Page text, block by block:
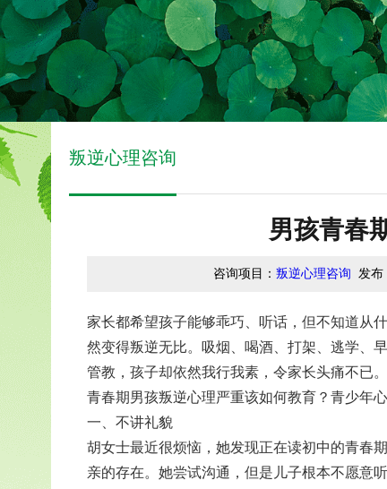
叛逆心理咨询
男孩青春
咨询项目： 叛逆心理咨询 发布
家长都希望孩子能够乖巧、听话，但不知道从
然变得叛逆无比。吸烟、喝酒、打架、逃学、
管教，孩子却依然我行我素，令家长头痛不已。
青春期男孩叛逆心理严重该如何教育？青少年
一、不讲礼貌
胡女士最近很烦恼，她发现正在读初中的青春
亲的存在。她尝试沟通，但是儿子根本不愿意